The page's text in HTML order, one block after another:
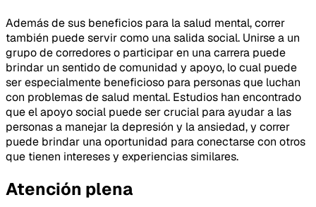
Además de sus beneficios para la salud mental, correr
también puede servir como una salida social. Unirse a un
grupo de corredores o participar en una carrera puede
brindar un sentido de comunidad y apoyo, lo cual puede
ser especialmente beneficioso para personas que luchan
con problemas de salud mental. Estudios han encontrado
que el apoyo social puede ser crucial para ayudar a las
personas a manejar la depresión y la ansiedad, y correr
puede brindar una oportunidad para conectarse con otros
que tienen intereses y experiencias similares.
Atención plena